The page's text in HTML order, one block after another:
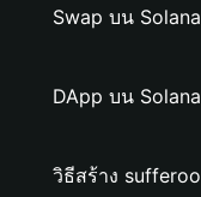
Swap บน
DApp บน Solana
วิธีสร้าง